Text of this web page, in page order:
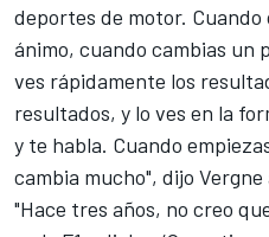
deportes de motor.
ánimo, cuando cambias un
ves rápidamente los
resultados, y lo ves en la
y te habla. Cuando
cambia mucho", dijo Vergne
"Hace tres años, no creo